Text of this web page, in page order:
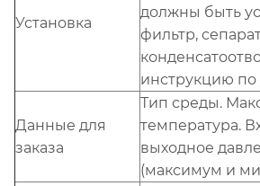
Установка
должны быть
фильтр,
инструкцию по
Данные для
заказа
Тип среды.
температура.
выходное
(максимум и